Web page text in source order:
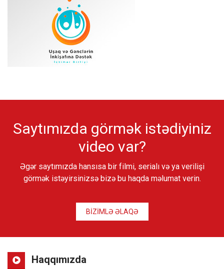
Saytımızda görmək istədiyiniz
video var?
Əgər saytımızda hansısa bir filmi, serialı və ya verilişi
görmək istəyirsinizsə bizə bu haqda məlumat verin.
BİZİMLƏ ƏLAQƏ
Haqqımızda